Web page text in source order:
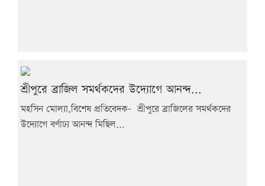
শ্রীপুরে ব্রাজিল সমর্থকদের উদ্যোগে আনন্দ...
মহসিন মোল্যা,বিশেষ প্রতিবেদক- শ্রীপুরে ব্রাজিলের সমর্থকদের
উদ্যোগে বর্ণাঢ্য আনন্দ মিছিল...